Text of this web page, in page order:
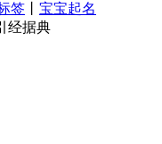
签
宝宝起名
经据典